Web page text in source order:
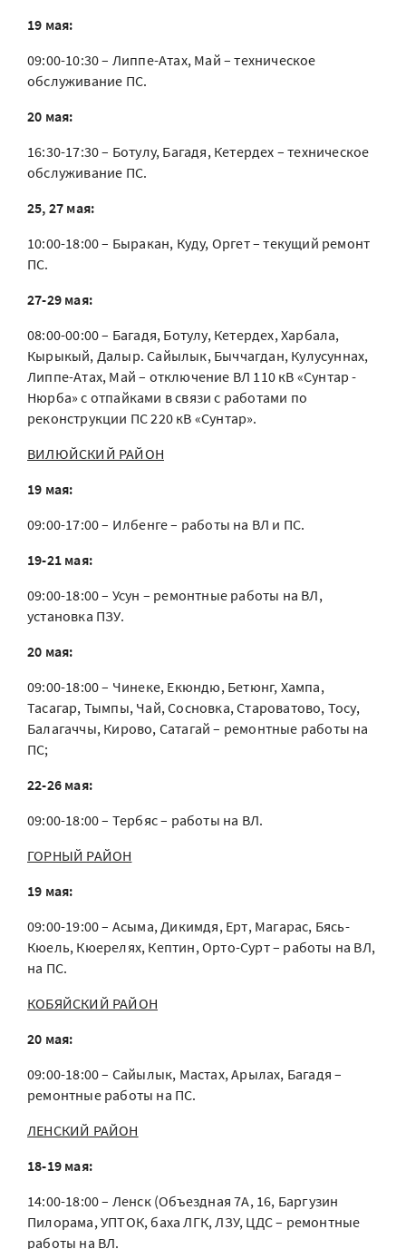
19 мая:
09:00-10:30 – Липпе-Атах, Май – техническое
обслуживание ПС.
20 мая:
16:30-17:30 – Ботулу, Багадя, Кетердех – техническое
обслуживание ПС.
25, 27 мая:
10:00-18:00 – Быракан, Куду, Оргет – текущий ремонт
ПС.
27-29 мая:
08:00-00:00 – Багадя, Ботулу, Кетердех, Харбала,
Кырыкый, Далыр. Сайылык, Быччагдан, Кулусуннах,
Липпе-Атах, Май – отключение ВЛ 110 кВ «Сунтар -
Нюрба» с отпайками в связи с работами по
реконструкции ПС 220 кВ «Сунтар».
ВИЛЮЙСКИЙ РАЙОН
19 мая:
09:00-17:00 – Илбенге – работы на ВЛ и ПС.
19-21 мая:
09:00-18:00 – Усун – ремонтные работы на ВЛ,
установка ПЗУ.
20 мая:
09:00-18:00 – Чинеке, Екюндю, Бетюнг, Хампа,
Тасагар, Тымпы, Чай, Сосновка, Староватово, Тосу,
Балагаччы, Кирово, Сатагай – ремонтные работы на
ПС;
22-26 мая:
09:00-18:00 – Тербяс – работы на ВЛ.
ГОРНЫЙ РАЙОН
19 мая:
09:00-19:00 – Асыма, Дикимдя, Ерт, Магарас, Бясь-
Кюель, Кюерелях, Кептин, Орто-Сурт – работы на ВЛ,
на ПС.
КОБЯЙСКИЙ РАЙОН
20 мая:
09:00-18:00 – Сайылык, Мастах, Арылах, Багадя –
ремонтные работы на ПС.
ЛЕНСКИЙ РАЙОН
18-19 мая:
14:00-18:00 – Ленск (Объездная 7А, 16, Баргузин
Пилорама, УПТОК, баха ЛГК, ЛЗУ, ЦДС – ремонтные
работы на ВЛ.